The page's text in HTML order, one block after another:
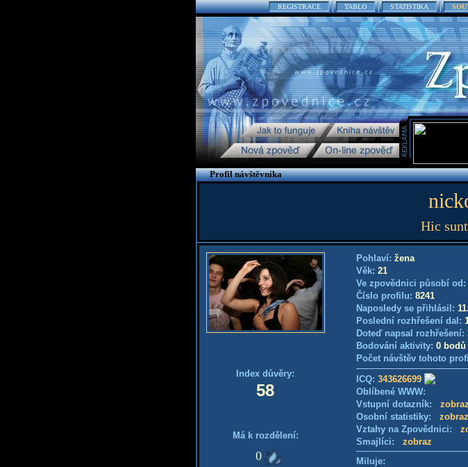
REGISTRACE TABLO STATISTIKA
Profil návštěvníka
Hic
Index důvěry:
58
Má k rozdělení:
0
Pohlaví: žena
Věk: 21
Ve zpovědnici působí od:
Číslo profilu: 8241
Naposledy se přihlásil:
Poslední rozhřešení dal:
Doteď napsal rozhřešení:
Bodování aktivity: 0 bodů
Počet návštěv tohoto
ICQ: 343626699
Oblíbené WWW:
Vstupní dotazník: zobraz
Osobní statistiky: zobraz
Vztahy na Zpovědnici:
Smajlíci: zobraz
Miluje: